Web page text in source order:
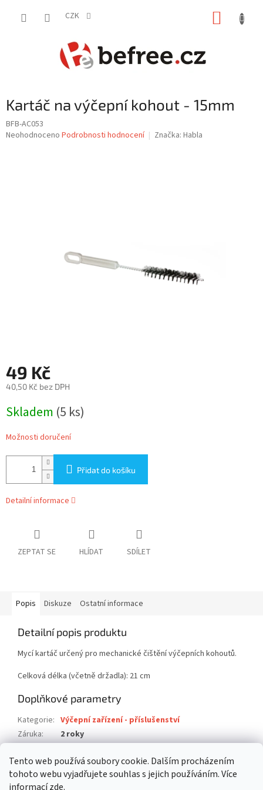
Tento web používá soubory cookie. Dalším procházením
tohoto webu vyjadřujete souhlas s jejich používáním. Více
informacízde.
CZK
Kartáč na výčepní kohout - 15mm
BFB-AC053
Průměrné
Neohodnoceno Podrobnosti hodnocení Značka: Habla
49 Kč
40,50 Kč bez DPH
cena:
Skladem (5 ks)
Možnosti doručení
Přidat do košíku
Detailní informace
ZEPTAT SE HLÍDAT SDÍLET
Popis Diskuze Ostatní informace
Detailní popis produktu
Mycí kartáč určený pro mechanické čištění výčepních kohoutů.
Celková délka (včetně držadla): 21 cm
Doplňkové parametry
Kategorie: Výčepní zařízení - příslušenství
Záruka:
2 roky
EAN: 8595587301906